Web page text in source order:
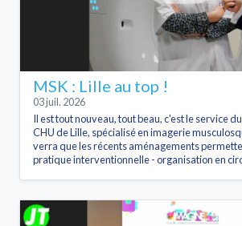
MSK : Lille au top !
03 juil. 2026
Il est tout nouveau, tout beau, c'est le service
CHU de Lille, spécialisé en imagerie
verra que les récents aménagements
pratique interventionnelle - organisation en